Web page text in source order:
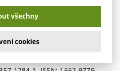
P. Influence of a
on the Damage to the
Activated Composites Curing
Elasticity. In
všechny
cookies